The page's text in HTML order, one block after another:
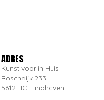
ADRES
Kunst voor in Huis
Boschdijk 233
5612 HC Eindhoven